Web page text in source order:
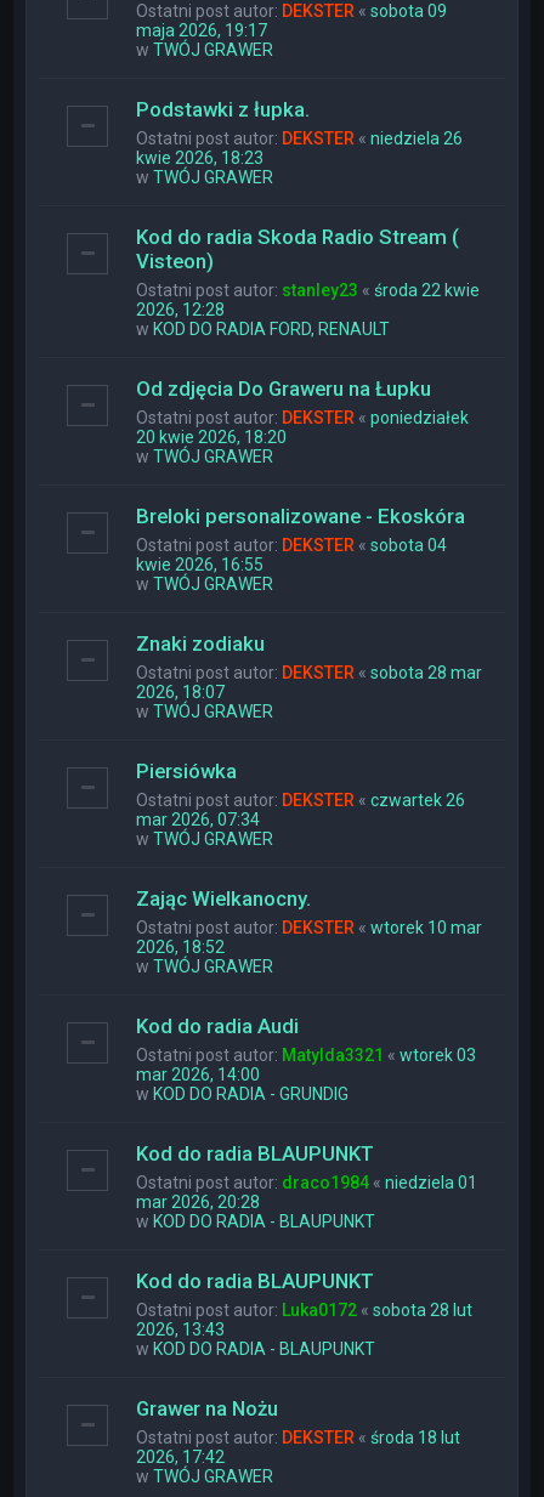
Ostatni post autor: DEKSTER «sobota 09
maja 2026, 19:17
wTWÓJ GRAWER
Podstawki z łupka.
Ostatni post autor: DEKSTER «niedziela 26
kwie 2026, 18:23
wTWÓJ GRAWER
Kod do radia Skoda Radio Stream (
Visteon)
Ostatni post autor: stanley23 «środa 22 kwie
2026, 12:28
w KOD DO RADIA FORD, RENAULT
Od zdjęcia Do Graweru na Łupku
Ostatni post autor: DEKSTER «poniedziałek
20 kwie 2026, 18:20
wTWÓJ GRAWER
Breloki personalizowane - Ekoskóra
Ostatni post autor: DEKSTER «sobota 04
kwie 2026, 16:55
wTWÓJ GRAWER
Znaki zodiaku
Ostatni post autor: DEKSTER «sobota 28 mar
2026, 18:07
wTWÓJ GRAWER
Piersiówka
Ostatni post autor: DEKSTER «czwartek 26
mar 2026, 07:34
wTWÓJ GRAWER
Zając Wielkanocny.
Ostatni post autor: DEKSTER «wtorek 10 mar
2026, 18:52
wTWÓJ GRAWER
Kod do radia Audi
Ostatni post autor: Matylda3321 «wtorek 03
mar 2026, 14:00
w KOD DO RADIA - GRUNDIG
Kod do radia BLAUPUNKT
Ostatni post autor: draco1984 «niedziela 01
mar 2026, 20:28
w KOD DO RADIA - BLAUPUNKT
Kod do radia BLAUPUNKT
Ostatni post autor: Luka0172 «sobota 28 lut
2026, 13:43
w KOD DO RADIA - BLAUPUNKT
Grawer na Nożu
Ostatni post autor: DEKSTER «środa 18 lut
2026, 17:42
wTWÓJ GRAWER